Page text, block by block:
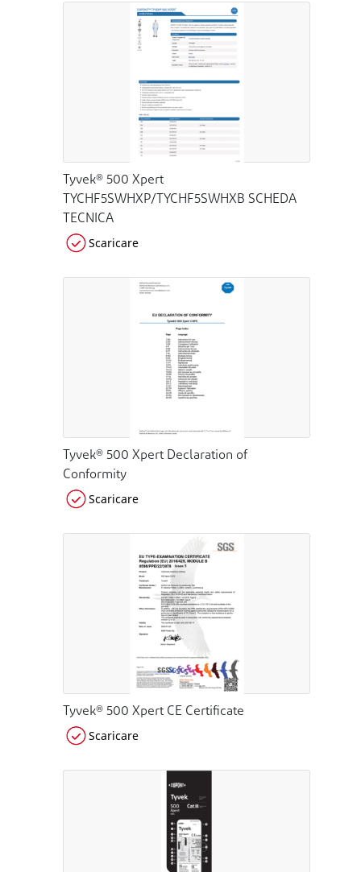
Tyvek® 500 Xpert
TYCHF5SWHXP/TYCHF5SWHXB SCHEDA
TECNICA
Scaricare
Tyvek® 500 Xpert Declaration of
Conformity
Scaricare
Tyvek® 500 Xpert CE Certificate
Scaricare